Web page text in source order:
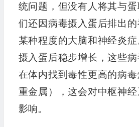
统问题，但没有人将其与
们还因病毒摄入蛋后排出
某种程度的大脑和神经炎
摄入蛋后稳步增长，这些
在体内找到毒性更高的病
重金属），这会对中枢神
影响。